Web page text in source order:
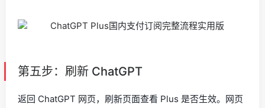
第五步：刷新 ChatGPT
返回 ChatGPT 网页，刷新页面查看 Plus 是否生效。网页